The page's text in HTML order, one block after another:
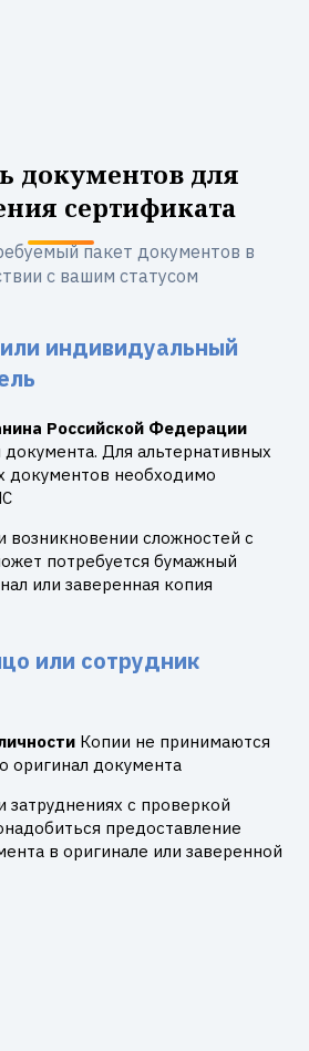
документов для
сертификата
пакет документов в
с вашим статусом
индивидуальный
Российской Федерации
документа. Для альтернативных
документов необходимо
возникновении сложностей с
потребуется бумажный
или заверенная копия
или сотрудник
Копии не принимаются
оригинал документа
затруднениях с проверкой
предоставление
в оригинале или заверенной